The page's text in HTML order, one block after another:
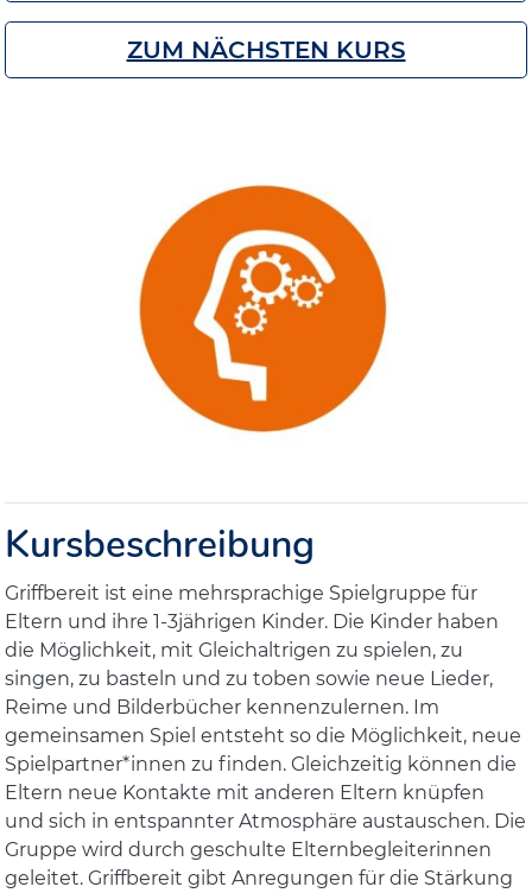
ZUM NÄCHSTEN KURS
Kursbeschreibung
Griffbereit ist eine mehrsprachige Spielgruppe für
Eltern und ihre 1-3jährigen Kinder. Die Kinder haben
die Möglichkeit, mit Gleichaltrigen zu spielen, zu
singen, zu basteln und zu toben sowie neue Lieder,
Reime und Bilderbücher kennenzulernen. Im
gemeinsamen Spiel entsteht so die Möglichkeit, neue
Spielpartner*innen zu finden. Gleichzeitig können die
Eltern neue Kontakte mit anderen Eltern knüpfen
und sich in entspannter Atmosphäre austauschen. Die
Gruppe wird durch geschulte Elternbegleiterinnen
geleitet. Griffbereit gibt Anregungen für die Stärkung